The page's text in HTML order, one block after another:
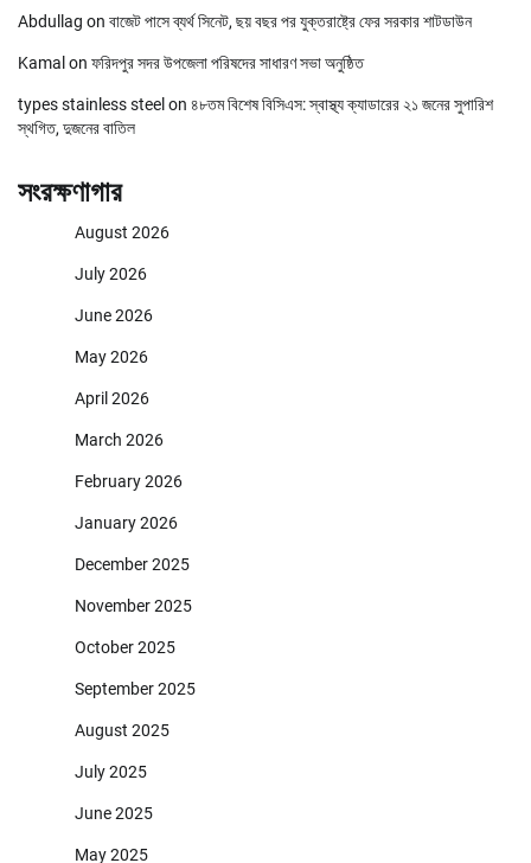
Abdullag on বাজেট পাসে ব্যর্থ সিনেট, ছয় বছর পর যুক্তরাষ্ট্রে ফের সরকার শাটডাউন
Kamal on ফরিদপুর সদর উপজেলা পরিষদের সাধারণ সভা অনুষ্ঠিত
types stainless steel on ৪৮তম বিশেষ বিসিএস: স্বাস্থ্য ক্যাডারের ২১ জনের সুপারিশ
স্থগিত, দুজনের বাতিল
সংরক্ষণাগার
August 2026
July 2026
June 2026
May 2026
April 2026
March 2026
February 2026
January 2026
December 2025
November 2025
October 2025
September 2025
August 2025
July 2025
June 2025
May 2025